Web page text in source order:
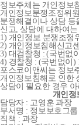
정보주체는 개인정보
개인정보분쟁조정위
분쟁해결이나 상담 등
신고, 상담에 대하여
1) 개인정보 분쟁조정
2) 개인정보침해신고
3) 대검찰청 : (국번없
4) 경찰청 : (국번없이)
포스코이앤씨는 정보
개인정보침해로 인한
상담이 필요한 경우
개인정
담당자 : 고영훈 과장
부서명 : 정보보호그룹
직책 : 과장